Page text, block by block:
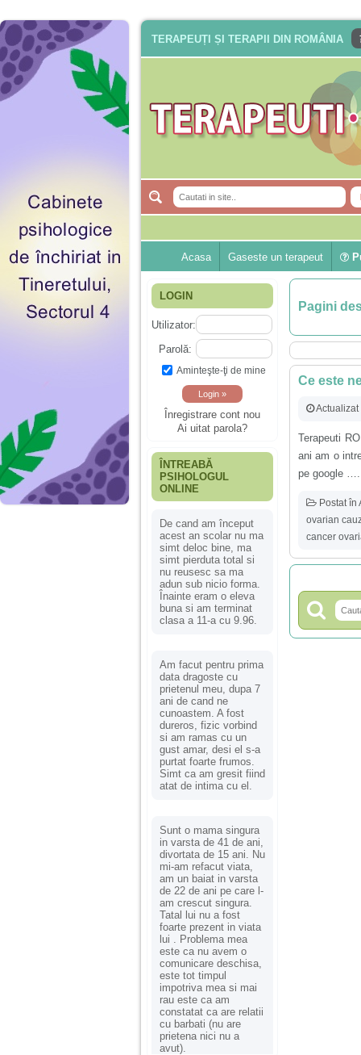
TERAPEUȚI ȘI TERAPII DIN ROMÂNIA
Acasa Gaseste un terapeut
LOGIN
Utilizator:
Parolă:
Aminteşte-ţi de mine
Înregistrare cont nou
Ai uitat parola?
ÎNTREABĂ
PSIHOLOGUL
ONLINE
De cand am început
acest an scolar nu ma
simt deloc bine, ma
simt pierduta total si
nu reusesc sa ma
adun sub nicio forma.
Înainte eram o eleva
buna si am terminat
clasa a 11-a cu 9.96.
Am facut pentru prima
data dragoste cu
prietenul meu, dupa 7
ani de cand ne
cunoastem. A fost
dureros, fizic vorbind
si am ramas cu un
gust amar, desi el s-a
purtat foarte frumos.
Simt ca am gresit fiind
atat de intima cu el.
Sunt o mama singura
in varsta de 41 de ani,
divortata de 15 ani. Nu
mi-am refacut viata,
am un baiat in varsta
de 22 de ani pe care l-
am crescut singura.
Tatal lui nu a fost
foarte prezent in viata
lui . Problema mea
este ca nu avem o
comunicare deschisa,
este tot timpul
impotriva mea si mai
rau este ca am
constatat ca are relatii
cu barbati (nu are
prietena nici nu a
avut).
Pagini
Ce este
Terapeuti
ani am o
pe google ….
Postat în
ovarian
cancer